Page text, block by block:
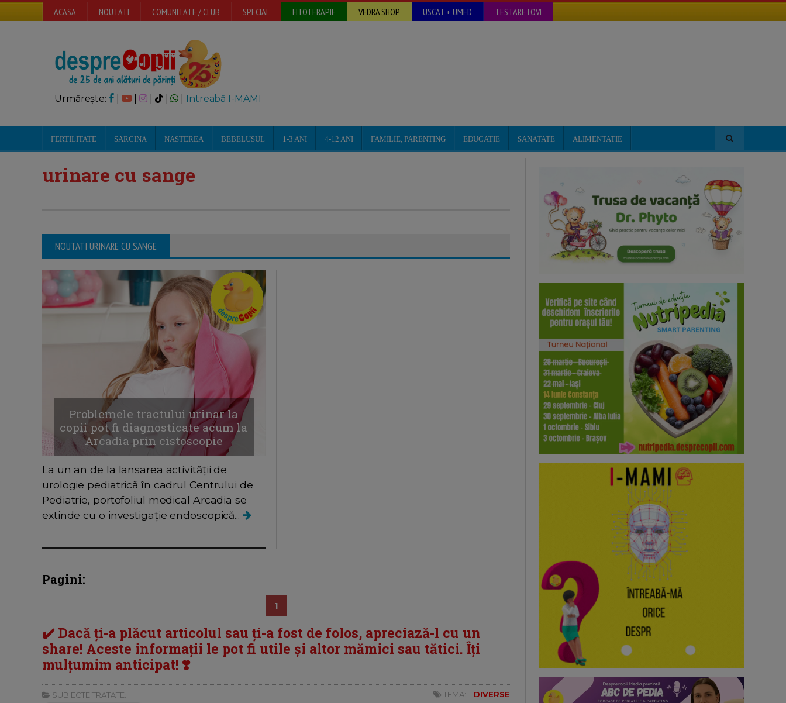
ACASA NOUTATI COMUNITATE / CLUB SPECIAL FITOTERAPIE VEDRA SHOP USCAT + UMED TESTARE LOVI
Urmărește: | | Intreabă I-MAMI
FERTILITATE SARCINA NASTEREA BEBELUSUL 1-3 ANI 4-12 ANI FAMILIE, PARENTING EDUCATIE SANATATE ALIMENTATIE
urinare cu sange
NOUTATI URINARE CU SANGE
Problemele tractului urinar la
copii pot fi diagnosticate acum la
Arcadia prin cistoscopie
La un an de la lansarea activității de
urologie pediatrică în cadrul Centrului de
Pediatrie, portofoliul medical Arcadia se
extinde cu o investigație endoscopică...
Pagini:
1
✔️ Dacă ți-a plăcut articolul sau ți-a fost de folos, apreciază-l cu un
share! Aceste informații le pot fi utile și altor mămici sau tătici. Îți
mulțumim anticipat! ❣️
SUBIECTE TRATATE: TEMA: DIVERSE